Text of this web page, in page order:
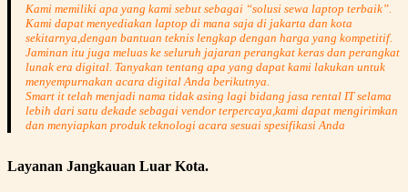
Kami memiliki apa yang kami sebut sebagai “solusi sewa laptop terbaik”.
Kami dapat menyediakan laptop di mana saja di jakarta dan kota
sekitarnya,dengan bantuan teknis lengkap dengan harga yang kompetitif.
Jaminan itu juga meluas ke seluruh jajaran perangkat keras dan perangkat
lunak era digital. Tanyakan tentang apa yang dapat kami lakukan untuk
menyempurnakan acara digital Anda berikutnya.
Smart it telah menjadi nama tidak asing lagi bidang jasa rental IT selama
lebih dari satu dekade sebagai vendor terpercaya,kami dapat mengirimkan
dan menyiapkan produk teknologi acara sesuai spesifikasi Anda
Layanan Jangkauan Luar Kota.